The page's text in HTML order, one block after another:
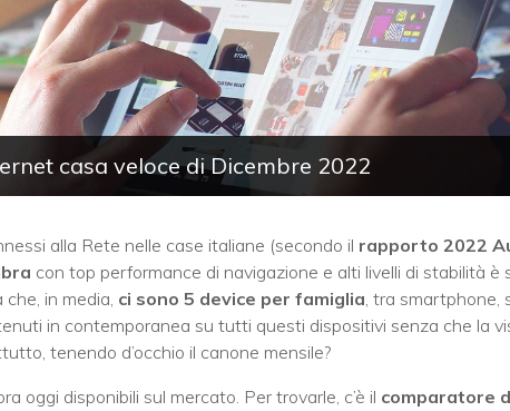
casa veloce di Dicembre 2022
alla Rete nelle case italiane (secondo il rapporto 2022
con top performance di navigazione e alti livelli di stabilità è
in media, ci sono 5 device per famiglia, tra smartphone,
in contemporanea su tutti questi dispositivi senza che la
tenendo d’occhio il canone mensile?
oggi disponibili sul mercato. Per trovarle, c’è il comparatore